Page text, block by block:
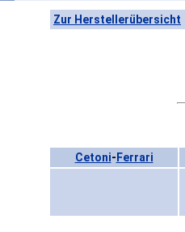
Zur Herstellerübersicht
Cetoni- Ferrari